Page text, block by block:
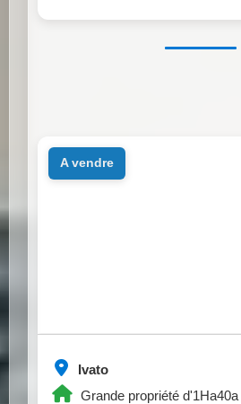
Ivato
Grande propriété
a vendre